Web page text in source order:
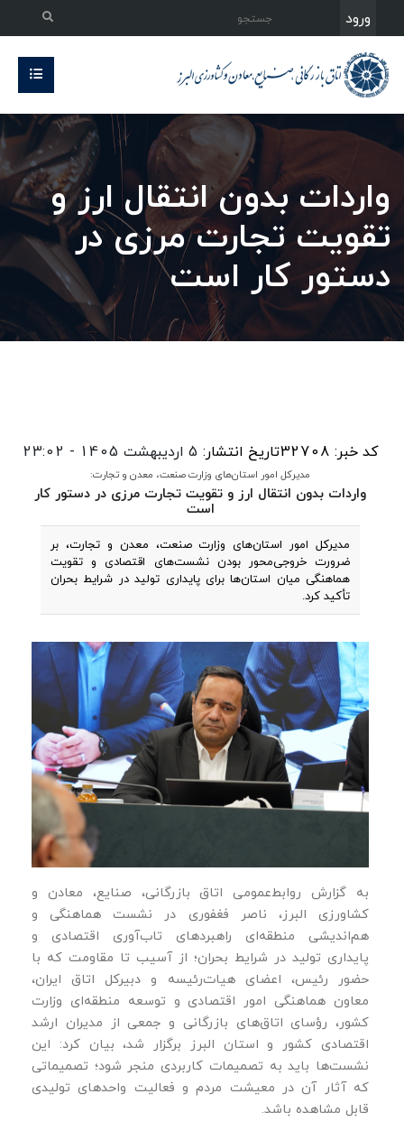
ورود
واردات بدون انتقال ارز و
تقویت تجارت مرزی در
دستور کار است
کد خبر: 32708 تاریخ انتشار: 5 اردیبهشت 1405 - 23:02
مدیرکل امور استان‌های وزارت صنعت، معدن و تجارت:
واردات بدون انتقال ارز و تقویت تجارت مرزی در دستور کار
است
مدیرکل امور استان‌های وزارت صنعت، معدن و تجارت، بر
ضرورت خروجی‌محور بودن نشست‌های اقتصادی و تقویت
هماهنگی میان استان‌ها برای پایداری تولید در شرایط بحران
تأکید کرد.
به گزارش روابط‌عمومی اتاق بازرگانی، صنایع، معادن و
کشاورزی البرز، ناصر فغفوری در نشست هماهنگی و
هم‌اندیشی منطقه‌ای راهبردهای تاب‌آوری اقتصادی و
پایداری تولید در شرایط بحران؛ از آسیب تا مقاومت که با
حضور رئیس، اعضای هیات‌رئیسه و دبیرکل اتاق ایران،
معاون هماهنگی امور اقتصادی و توسعه منطقه‌ای وزارت
کشور، رؤسای اتاق‌های بازرگانی و جمعی از مدیران ارشد
اقتصادی کشور و استان البرز برگزار شد، بیان کرد: این
نشست‌ها باید به تصمیمات کاربردی منجر شود؛ تصمیماتی
که آثار آن در معیشت مردم و فعالیت واحدهای تولیدی
قابل مشاهده باشد.